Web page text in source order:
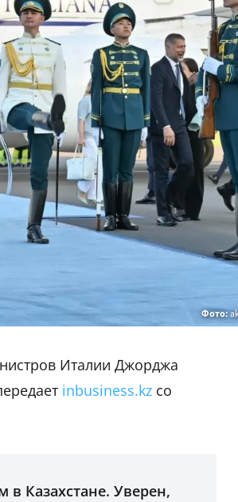
Фото:
Италии Джорджа
inbusiness.kz со
в Казахстане. Уверен,